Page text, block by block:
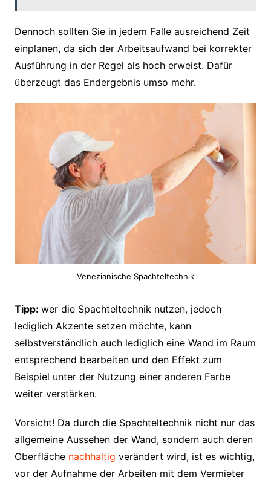
Dennoch sollten Sie in jedem Falle ausreichend Zeit
einplanen, da sich der Arbeitsaufwand bei korrekter
Ausführung in der Regel als hoch erweist. Dafür
überzeugt das Endergebnis umso mehr.
Venezianische Spachteltechnik
Tipp: wer die Spachteltechnik nutzen, jedoch
lediglich Akzente setzen möchte, kann
selbstverständlich auch lediglich eine Wand im Raum
entsprechend bearbeiten und den Effekt zum
Beispiel unter der Nutzung einer anderen Farbe
weiter verstärken.
Vorsicht! Da durch die Spachteltechnik nicht nur das
allgemeine Aussehen der Wand, sondern auch deren
Oberfläche nachhaltig verändert wird, ist es wichtig,
vor der Aufnahme der Arbeiten mit dem Vermieter